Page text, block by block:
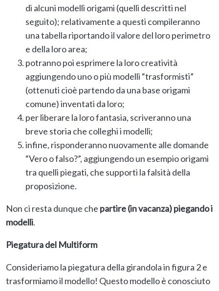
di alcuni modelli origami (quelli descritti nel
seguito); relativamente a questi compileranno
una tabella riportando il valore del loro perimetro
e della loro area;
potranno poi esprimere la loro creatività
aggiungendo uno o più modelli “trasformisti”
(ottenuti cioè partendo da una base origami
comune) inventati da loro;
per liberare la loro fantasia, scriveranno una
breve storia che colleghi i modelli;
infine, risponderanno nuovamente alle domande
“Vero o falso?”, aggiungendo un esempio origami
tra quelli piegati, che supporti la falsità della
proposizione.
Non ci resta dunque che partire (in vacanza) piegando i
modelli.
Piegatura del Multiform
Consideriamo la piegatura della girandola in figura 2 e
trasformiamo il modello! Questo modello è conosciuto